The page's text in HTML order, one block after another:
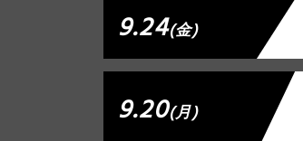
9.24(金)
9.20(月)